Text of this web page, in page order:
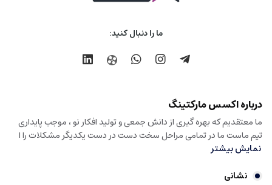
ما را دنبال کنید:
درباره اکسس مارکتینگ
ما معتقدیم که بهره گیری از دانش جمعی و تولید افکار نو ، موجب پایداری
تیم ماست ما در تمامی مراحل سخت دست در دست یکدیگر مشکلات را ا
نمایش بیشتر
نشانی